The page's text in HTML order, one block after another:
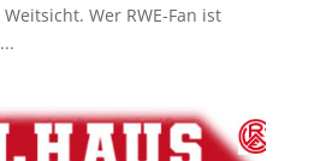
Wer RWE-Fan ist